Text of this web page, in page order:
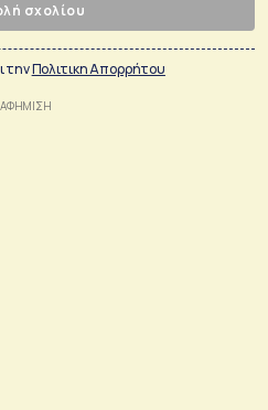
σχολίου
τηνΠολιτικη Απορρήτου